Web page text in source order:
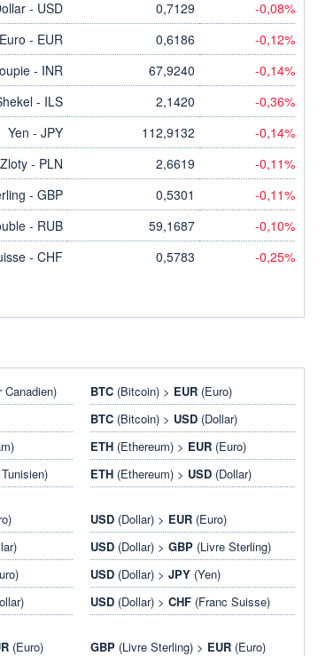
- USD 0,7129 -0,08%
Euro - EUR 0,6186 -0,12%
- INR 67,9240 -0,14%
- ILS 2,1420 -0,36%
Yen - JPY 112,9132 -0,14%
Zloty - PLN 2,6619 -0,11%
- GBP 0,5301 -0,11%
- RUB 59,1687 -0,10%
- CHF 0,5783 -0,25%
BTC (Bitcoin) > EUR (Euro)
BTC (Bitcoin) > USD (Dollar)
ETH (Ethereum) > EUR (Euro)
ETH (Ethereum) > USD (Dollar)
USD (Dollar) > EUR (Euro)
USD (Dollar) >GBP (Livre Sterling)
USD (Dollar) >JPY (Yen)
USD (Dollar) >CHF (Franc Suisse)
(Euro)
GBP (Livre Sterling) > EUR (Euro)